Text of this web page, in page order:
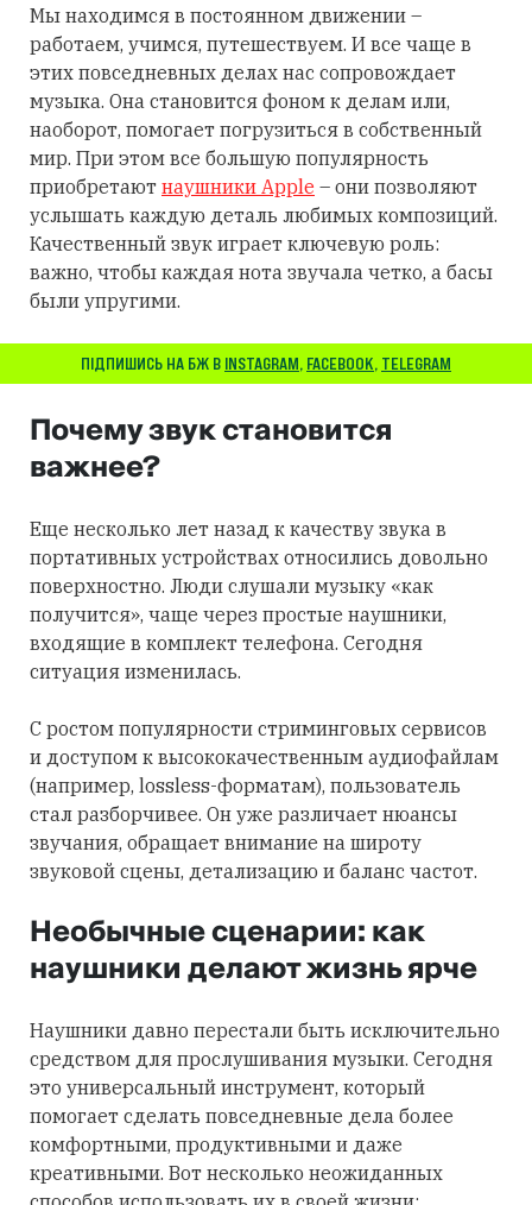
Мы находимся в постоянном движении –
работаем, учимся, путешествуем. И все чаще в
этих повседневных делах нас сопровождает
музыка. Она становится фоном к делам или,
наоборот, помогает погрузиться в собственный
мир. При этом все большую популярность
приобретают наушники Apple – они позволяют
услышать каждую деталь любимых композиций.
Качественный звук играет ключевую роль:
важно, чтобы каждая нота звучала четко, а басы
были упругими.
ПІДПИШИСЬ НА БЖ В INSTAGRAM, FACEBOOK, TELEGRAM
Почему звук становится
важнее?
Еще несколько лет назад к качеству звука в
портативных устройствах относились довольно
поверхностно. Люди слушали музыку «как
получится», чаще через простые наушники,
входящие в комплект телефона. Сегодня
ситуация изменилась.
С ростом популярности стриминговых сервисов
и доступом к высококачественным аудиофайлам
(например, lossless-форматам), пользователь
стал разборчивее. Он уже различает нюансы
звучания, обращает внимание на широту
звуковой сцены, детализацию и баланс частот.
Необычные сценарии: как
наушники делают жизнь ярче
Наушники давно перестали быть исключительно
средством для прослушивания музыки. Сегодня
это универсальный инструмент, который
помогает сделать повседневные дела более
комфортными, продуктивными и даже
креативными. Вот несколько неожиданных